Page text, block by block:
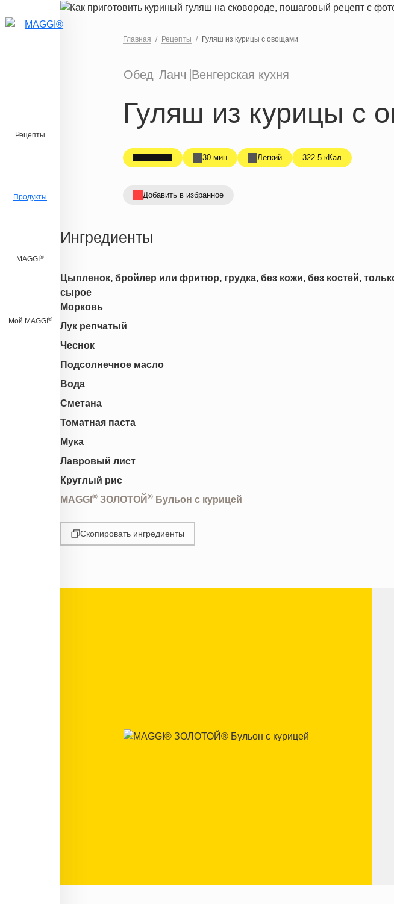
Перейти к основному содержанию
Рецепты
Продукты
MAGGI ®
Мой MAGGI ®
Главная Рецепты Гуляш из курицы с овощами
Обед Ланч Венгерская кухня
Гуляш из курицы с
30 мин Легкий 322.5 кКал
Добавить в избранное
Ингредиенты
Цыпленок, бройлер или фритюр, грудка, без кожи, без костей,
сырое
Морковь
Лук репчатый
Чеснок
Подсолнечное масло
Вода
Сметана
Томатная паста
Мука
Лавровый лист
Круглый рис
MAGGI ® ЗОЛОТОЙ ® Бульон с курицей
Скопировать ингредиенты